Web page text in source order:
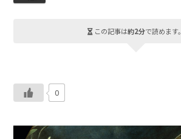
この記事は約2分で読めます。
0